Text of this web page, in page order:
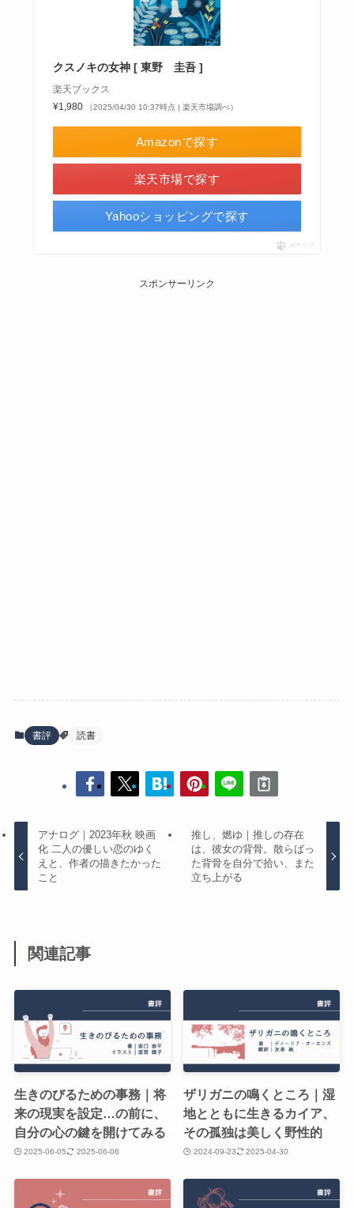
クスノキの女神 [ 東野 圭吾 ]
楽天ブックス
¥1,980
（2025/04/30 10:37時点 | 楽天市場調べ）
Amazonで探す
楽天市場で探す
Yahooショッピングで探す
ポチップ
スポンサーリンク
書評 読書
アナログ｜2023年秋 映画
化 二人の優しい恋のゆく
えと、作者の描きたかった
こと
推し、燃ゆ｜推しの存在
は、彼女の背骨。散らばっ
た背骨を自分で拾い、また
立ち上がる
関連記事
生きのびるための事務｜将
来の現実を設定…の前に、
自分の心の鍵を開けてみる
2025-06-05 2025-06-06
ザリガニの鳴くところ｜湿
地とともに生きるカイア、
その孤独は美しく野性的
2024-09-23 2025-04-30